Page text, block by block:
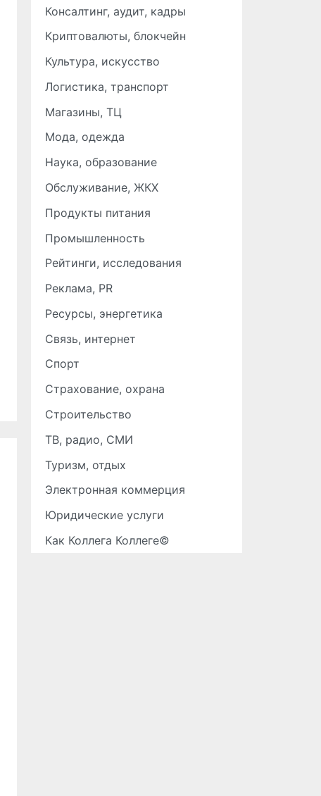
Консалтинг, аудит, кадры
Криптовалюты, блокчейн
Культура, искусство
Логистика, транспорт
Магазины, ТЦ
Мода, одежда
Наука, образование
Обслуживание, ЖКХ
Продукты питания
Промышленность
Рейтинги, исследования
Реклама, PR
Ресурсы, энергетика
Связь, интернет
Спорт
Страхование, охрана
Строительство
ТВ, радио, СМИ
Туризм, отдых
Электронная коммерция
Юридические услуги
Как Коллега Коллеге©